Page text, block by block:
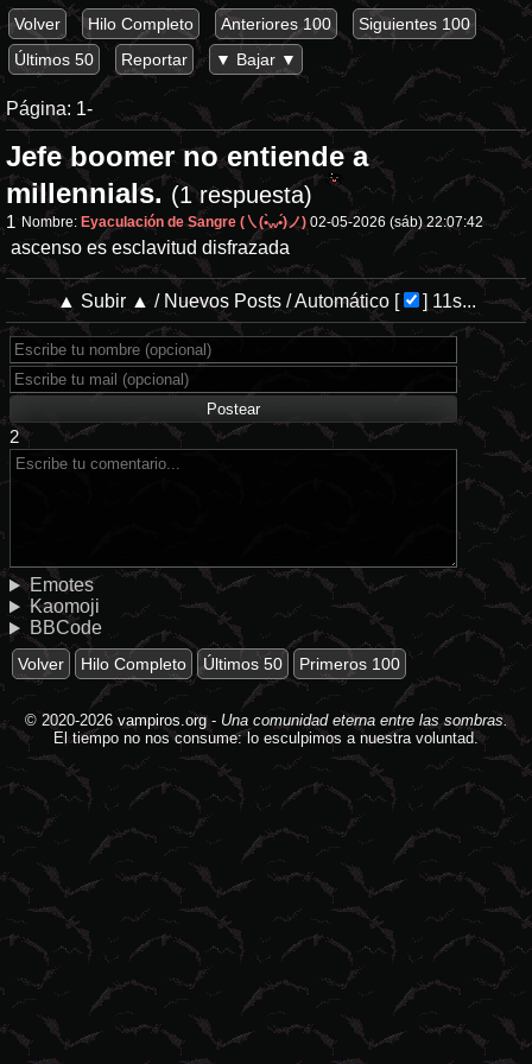
Volver Hilo Completo Anteriores 100
Siguientes 100
Últimos 50
Reportar ▼ Bajar ▼
Página: 1-
Jefe boomer no entiende a
millennials. (1 respuesta)
1 Nombre: Eyaculación de Sangre (㇏(•̀ᵥᵥ•́)ノ) 02-05-2026 (sáb) 22:07:42
ascenso es esclavitud disfrazada
▲ Subir ▲ / Nuevos Posts/Automático[ ] 11s...
2
Emotes
Kaomoji
BBCode
Volver Hilo Completo Últimos 50 Primeros 100
© 2020-2026 vampiros.org- Una comunidad eterna entre las sombras.
El tiempo no nos consume: lo esculpimos a nuestra voluntad.